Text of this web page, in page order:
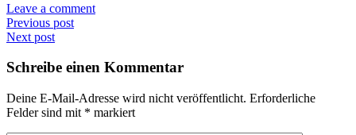
Leave a comment
Previous post
Next post
Schreibe einen Kommentar
Deine E-Mail-Adresse wird nicht veröffentlicht. Erforderliche
Felder sind mit * markiert